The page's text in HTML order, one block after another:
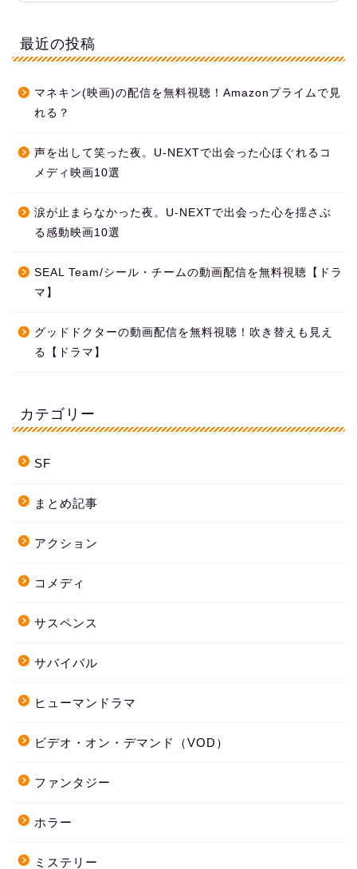
最近の投稿
マネキン(映画)の配信を無料視聴！Amazonプライムで見
れる？
声を出して笑った夜。U-NEXTで出会った心ほぐれるコ
メディ映画10選
涙が止まらなかった夜。U-NEXTで出会った心を揺さぶ
る感動映画10選
SEAL Team/シール・チームの動画配信を無料視聴【ドラ
マ】
グッドドクターの動画配信を無料視聴！吹き替えも見え
る【ドラマ】
カテゴリー
SF
まとめ記事
アクション
コメディ
サスペンス
サバイバル
ヒューマンドラマ
ビデオ・オン・デマンド（VOD）
ファンタジー
ホラー
ミステリー